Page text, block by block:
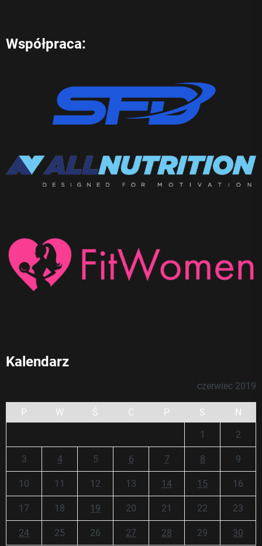
Współpraca:
Kalendarz
czerwiec 2019
P W Ś C P S
N
1
2
3 4 5 6 7 8 9
10 11 12 13 14 15 16
17 18 19 20 21 22 23
24 25 26 27 28 29 30